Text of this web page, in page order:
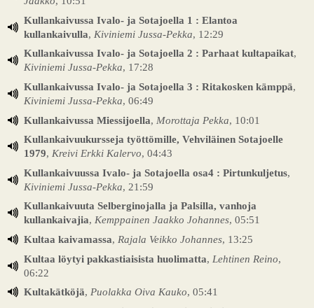
Kullankaivussa Ivalo- ja Sotajoella 1 : Elantoa
kullankaivulla, Kiviniemi Jussa-Pekka, 12:29
Kullankaivussa Ivalo- ja Sotajoella 2 : Parhaat kultapaikat,
Kiviniemi Jussa-Pekka, 17:28
Kullankaivussa Ivalo- ja Sotajoella 3 : Ritakosken kämppä,
Kiviniemi Jussa-Pekka, 06:49
Kullankaivussa Miessijoella, Morottaja Pekka, 10:01
Kullankaivuukursseja työttömille, Vehviläinen Sotajoelle
1979, Kreivi Erkki Kalervo, 04:43
Kullankaivuussa Ivalo- ja Sotajoella osa4 : Pirtunkuljetus,
Kiviniemi Jussa-Pekka, 21:59
Kullankaivuuta Selberginojalla ja Palsilla, vanhoja
kullankaivajia, Kemppainen Jaakko Johannes, 05:51
Kultaa kaivamassa, Rajala Veikko Johannes, 13:25
Kultaa löytyi pakkastiaisista huolimatta, Lehtinen Reino,
06:22
Kultakätköjä, Puolakka Oiva Kauko, 05:41